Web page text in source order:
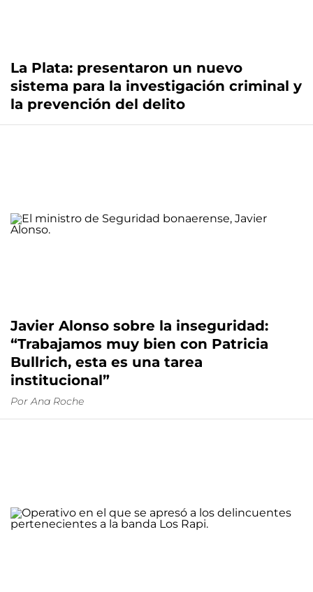
La Plata: presentaron un nuevo
sistema para la investigación criminal y
la prevención del delito
Javier Alonso sobre la inseguridad:
“Trabajamos muy bien con Patricia
Bullrich, esta es una tarea
institucional”
Por Ana Roche